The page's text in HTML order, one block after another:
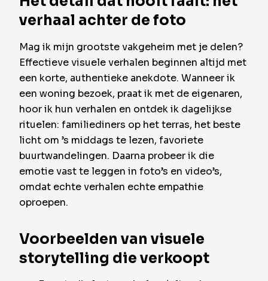
verhaal achter de foto
Mag ik mijn grootste vakgeheim met je delen?
Effectieve visuele verhalen beginnen altijd met
een korte, authentieke anekdote. Wanneer ik
een woning bezoek, praat ik met de eigenaren,
hoor ik hun verhalen en ontdek ik dagelijkse
rituelen: familiediners op het terras, het beste
licht om ’s middags te lezen, favoriete
buurtwandelingen. Daarna probeer ik die
emotie vast te leggen in foto’s en video’s,
omdat echte verhalen echte empathie
oproepen.
Voorbeelden van visuele
storytelling die verkoopt